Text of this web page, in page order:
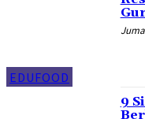
EDUFOOD
9